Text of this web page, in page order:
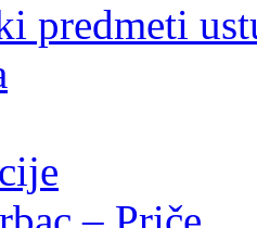
predmeti